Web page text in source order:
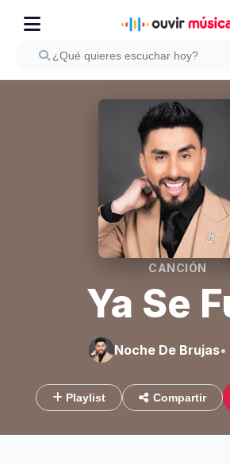
CANCIÓN
Ya Se
Noche De Brujas
Playlist Compartir